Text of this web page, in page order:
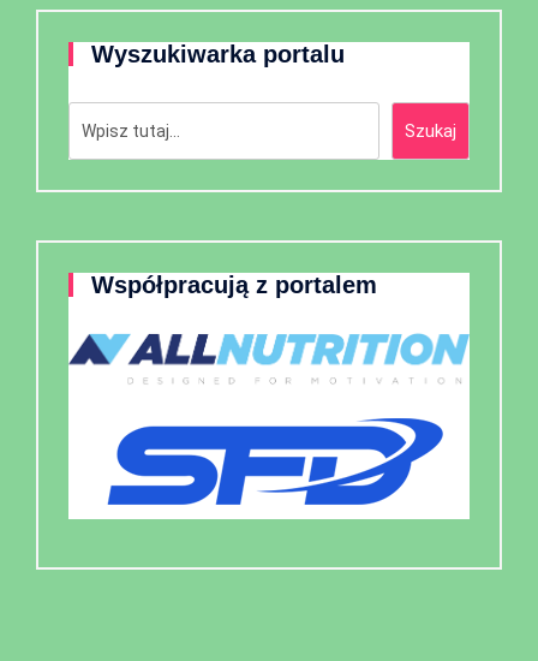
Wyszukiwarka portalu
Szukaj
Współpracują z portalem